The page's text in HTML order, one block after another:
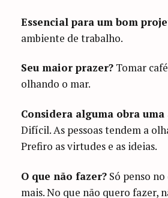
Essencial para um bom
ambiente de trabalho.
Seu maior prazer? Tomar
olhando o mar.
Considera alguma obra
Difícil. As pessoas tendem a
Prefiro as virtudes e as ideias.
O que não fazer? Só penso
mais. No que não quero fazer,